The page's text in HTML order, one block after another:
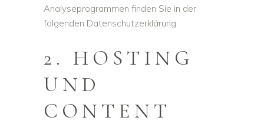
Analyseprogrammen finden Sie in der
folgenden Datenschutzerklärung.
2. HOSTING
UND
CONTENT